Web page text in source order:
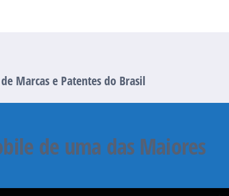
Marcas e Patentes do Brasil
de uma das Maiores